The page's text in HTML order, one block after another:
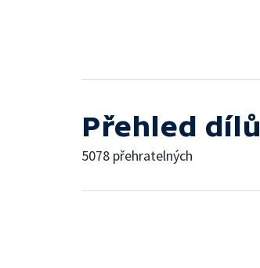
Přehled dílů
5078 přehratelných